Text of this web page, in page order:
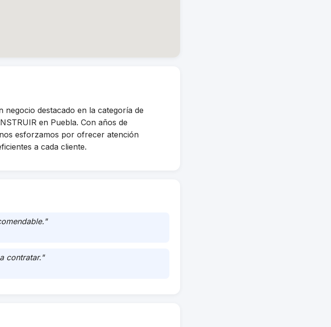
negocio destacado en la categoría de
en Puebla. Con años de
esforzamos por ofrecer atención
a cada cliente.
contratar."